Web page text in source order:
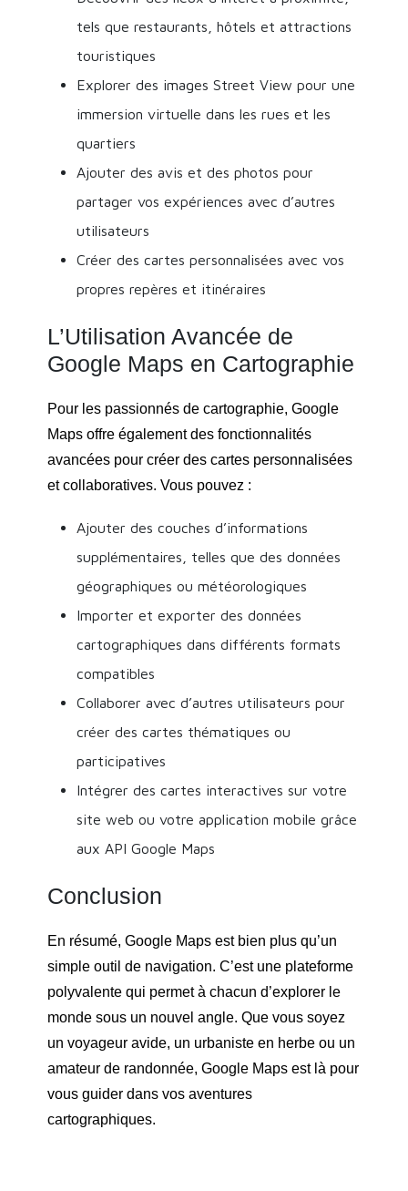
tels que restaurants, hôtels et attractions
touristiques
Explorer des images Street View pour une
immersion virtuelle dans les rues et les
quartiers
Ajouter des avis et des photos pour
partager vos expériences avec d’autres
utilisateurs
Créer des cartes personnalisées avec vos
propres repères et itinéraires
L’Utilisation Avancée de
Google Maps en Cartographie
Pour les passionnés de cartographie, Google
Maps offre également des fonctionnalités
avancées pour créer des cartes personnalisées
et collaboratives. Vous pouvez :
Ajouter des couches d’informations
supplémentaires, telles que des données
géographiques ou météorologiques
Importer et exporter des données
cartographiques dans différents formats
compatibles
Collaborer avec d’autres utilisateurs pour
créer des cartes thématiques ou
participatives
Intégrer des cartes interactives sur votre
site web ou votre application mobile grâce
aux API Google Maps
Conclusion
En résumé, Google Maps est bien plus qu’un
simple outil de navigation. C’est une plateforme
polyvalente qui permet à chacun d’explorer le
monde sous un nouvel angle. Que vous soyez
un voyageur avide, un urbaniste en herbe ou un
amateur de randonnée, Google Maps est là pour
vous guider dans vos aventures
cartographiques.